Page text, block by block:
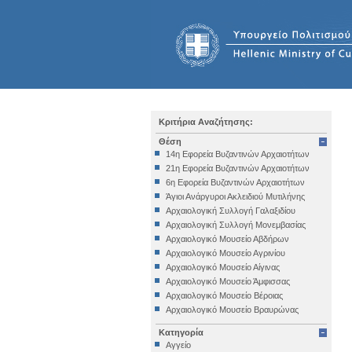
Κριτήρια Αναζήτησης:
Θέση
14η Εφορεία Βυζαντινών Αρχαιοτήτων
21η Εφορεία Βυζαντινών Αρχαιοτήτων
6η Εφορεία Βυζαντινών Αρχαιοτήτων
Άγιοι Ανάργυροι Ακλειδιού Μυτιλήνης
Αρχαιολογική Συλλογή Γαλαξιδίου
Αρχαιολογική Συλλογή Μονεμβασίας
Αρχαιολογικό Μουσείο Αβδήρων
Αρχαιολογικό Μουσείο Αγρινίου
Αρχαιολογικό Μουσείο Αίγινας
Αρχαιολογικό Μουσείο Άμφισσας
Αρχαιολογικό Μουσείο Βέροιας
Αρχαιολογικό Μουσείο Βραυρώνας
Αρχαιολογικό Μουσείο Δελφών
Αρχαιολογικό Μουσείο Ηγουμενίτσας
Κατηγορία
Αγγείο